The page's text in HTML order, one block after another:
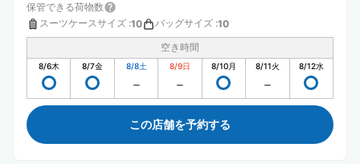
保管できる荷物数
スーツケースサイズ :10 バッグサイズ :10
空き時間
8/6木 8/7金 8/8土 8/9日 8/10月 8/11火 8/12水
この店舗を予約する